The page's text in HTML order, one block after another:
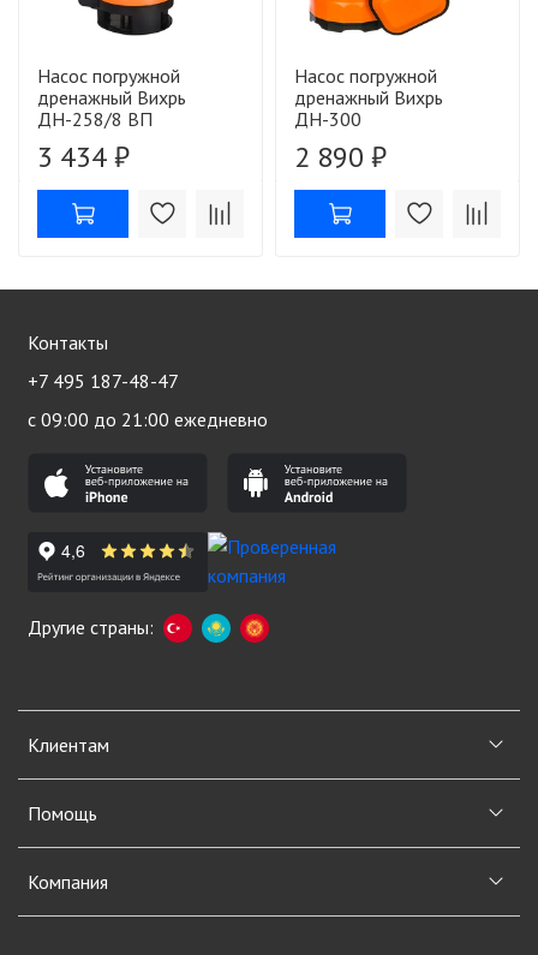
Насос погружной
дренажный Вихрь
ДН-258/8 ВП
3 434 ₽
Насос погружной
дренажный Вихрь
ДН-300
2 890 ₽
Клиентам
Помощь
Компания
Контакты
+7 495 187-48-47
с 09:00 до 21:00 ежедневно
Другие страны: